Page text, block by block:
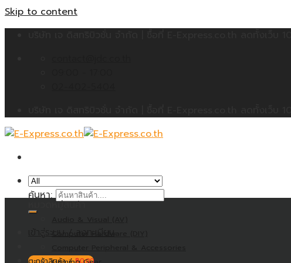
Skip to content
ค้นหา:
฿0.00
หมวดหมู่สินค้า